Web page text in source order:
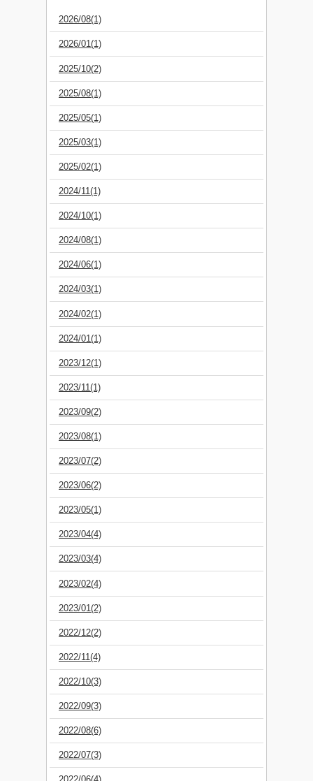
2026/08(1)
2026/01(1)
2025/10(2)
2025/08(1)
2025/05(1)
2025/03(1)
2025/02(1)
2024/11(1)
2024/10(1)
2024/08(1)
2024/06(1)
2024/03(1)
2024/02(1)
2024/01(1)
2023/12(1)
2023/11(1)
2023/09(2)
2023/08(1)
2023/07(2)
2023/06(2)
2023/05(1)
2023/04(4)
2023/03(4)
2023/02(4)
2023/01(2)
2022/12(2)
2022/11(4)
2022/10(3)
2022/09(3)
2022/08(6)
2022/07(3)